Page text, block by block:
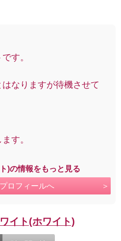
す。
なりますが待機させて
す。
)の情報をもっと見る
ロフィールへ
イト(ホワイト)